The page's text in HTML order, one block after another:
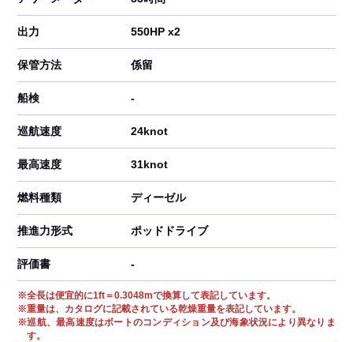
出力 550HP x2
保管方法 係留
船検 -
巡航速度 24knot
最高速度 31knot
燃料種類 ディーゼル
推進力形式 ポッドドライブ
評価書 -
※全長は便宜的に1ft＝0.3048mで換算して表記しています。
※重量は、カタログに記載されている乾燥重量を表記しています。
※巡航、最高速度はボートのコンディション及び海象状況により異なりま
す。